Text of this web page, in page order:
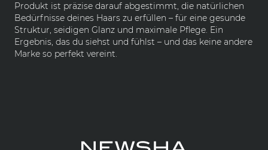
Produkt ist präzise darauf abgestimmt, die natürlichen
Bedürfnisse deines Haars zu erfüllen – für eine gesunde
Struktur, seidigen Glanz und maximale Pflege. Ein
Ergebnis, das du siehst und fühlst – und das keine andere
Marke so perfekt vereint.